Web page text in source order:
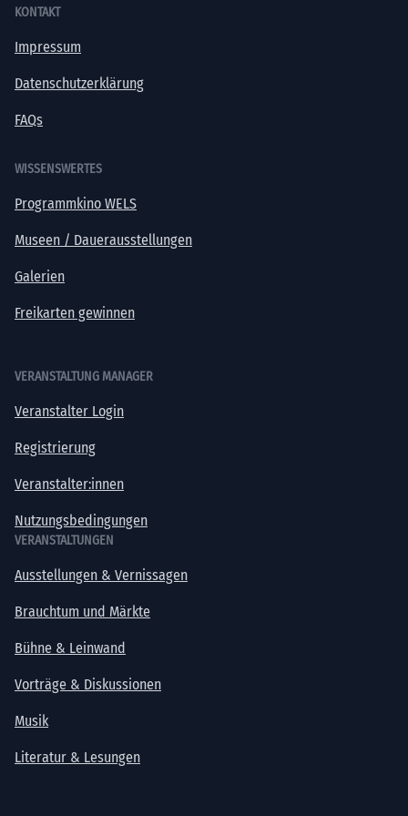
KONTAKT
Impressum
Datenschutzerklärung
FAQs
WISSENSWERTES
Programmkino WELS
Museen / Dauerausstellungen
Galerien
Freikarten gewinnen
VERANSTALTUNG MANAGER
Veranstalter Login
Registrierung
Veranstalter:innen
Nutzungsbedingungen
VERANSTALTUNGEN
Ausstellungen & Vernissagen
Brauchtum und Märkte
Bühne & Leinwand
Vorträge & Diskussionen
Musik
Literatur & Lesungen